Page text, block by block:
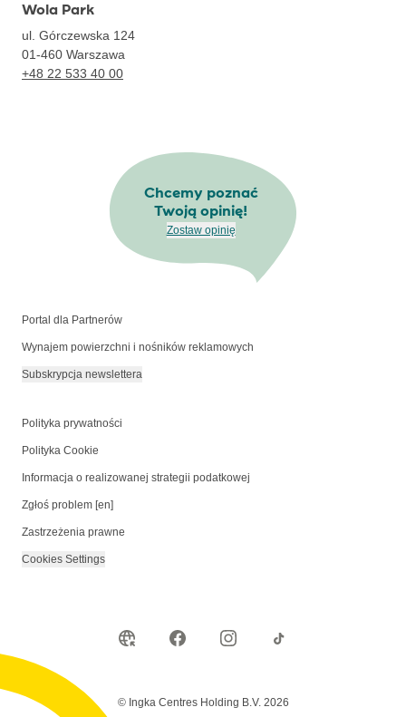
Wola Park
ul. Górczewska 124
01-460 Warszawa
+48 22 533 40 00
Chcemy poznać
Twoją opinię!
Zostaw opinię
Portal dla Partnerów
Wynajem powierzchni i nośników reklamowych
Subskrypcja newslettera
Polityka prywatności
Polityka Cookie
Informacja o realizowanej strategii podatkowej
Zgłoś problem [en]
Zastrzeżenia prawne
Cookies Settings
© Ingka Centres Holding B.V. 2026